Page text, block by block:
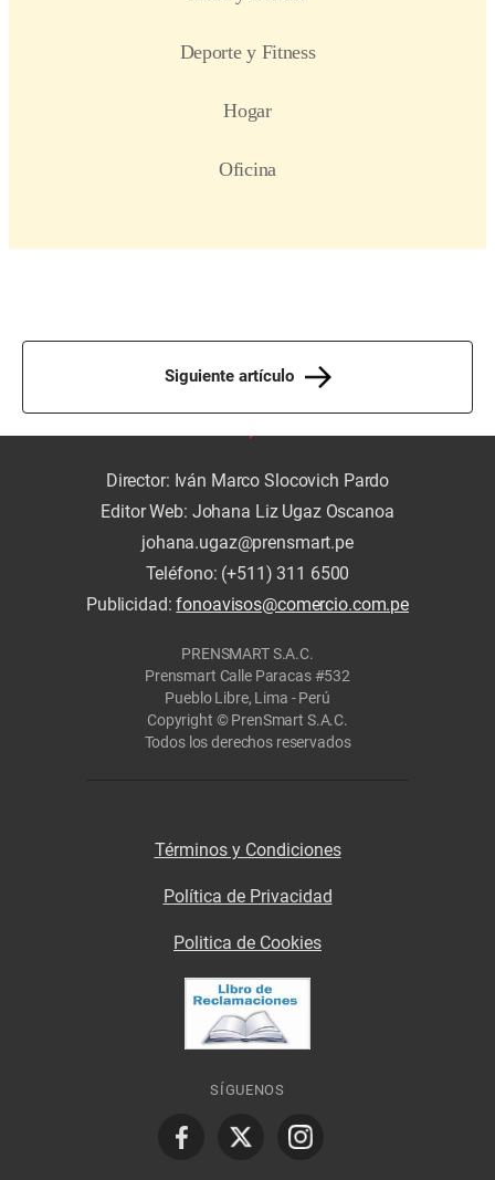
Siguiente artículo
Director: Iván Marco Slocovich Pardo
Editor Web: Johana Liz Ugaz Oscanoa
johana.ugaz@prensmart.pe
Teléfono: (+511) 311 6500
Publicidad:fonoavisos@comercio.com.pe
PRENSMART S.A.C.
Prensmart Calle Paracas #532
Pueblo Libre, Lima - Perú
Copyright © PrenSmart S.A.C.
Todos los derechos reservados
Términos y Condiciones
Política de Privacidad
Politica de Cookies
SÍGUENOS